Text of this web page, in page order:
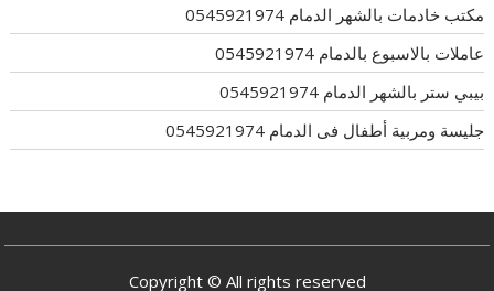
مكتب خادمات بالشهر الدمام 0545921974
عاملات بالاسبوع بالدمام 0545921974
بيبي ستر بالشهر الدمام 0545921974
جليسة ومربية أطفال فى الدمام 0545921974
Copyright © All rights reserved